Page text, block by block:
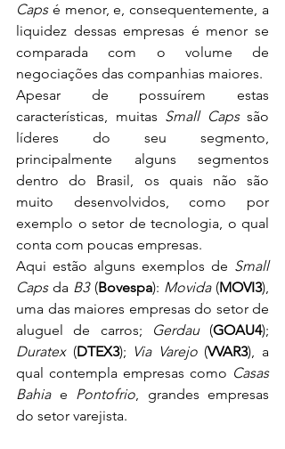
Caps é menor, e, consequentemente, a
liquidez dessas empresas é menor se
comparada com o volume de
negociações das companhias maiores.
Apesar de possuírem estas
características, muitas Small Caps são
líderes do seu segmento,
principalmente alguns segmentos
dentro do Brasil, os quais não são
muito desenvolvidos, como por
exemplo o setor de tecnologia, o qual
conta com poucas empresas.
Aqui estão alguns exemplos de Small
Caps da B3 (Bovespa): Movida (MOVI3),
uma das maiores empresas do setor de
aluguel de carros;
Gerdau (GOAU4
Duratex (DTEX3); Via Varejo (VVAR3), a
qual contempla empresas como Casas
Bahia e Pontofrio, grandes empresas
do setor varejista.